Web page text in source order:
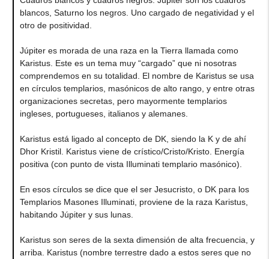
blancos, Saturno los negros. Uno cargado de negatividad y el
otro de positividad.
Júpiter es morada de una raza en la Tierra llamada como
Karistus. Este es un tema muy “cargado” que ni nosotras
comprendemos en su totalidad. El nombre de Karistus se usa
en círculos templarios, masónicos de alto rango, y entre otras
organizaciones secretas, pero mayormente templarios
ingleses, portugueses, italianos y alemanes.
Karistus está ligado al concepto de DK, siendo la K y de ahí
Dhor Kristil. Karistus viene de crístico/Cristo/Kristo. Energía
positiva (con punto de vista Illuminati templario masónico).
En esos círculos se dice que el ser Jesucristo, o DK para los
Templarios Masones Illuminati, proviene de la raza Karistus,
habitando Júpiter y sus lunas.
Karistus son seres de la sexta dimensión de alta frecuencia, y
arriba. Karistus (nombre terrestre dado a estos seres que no